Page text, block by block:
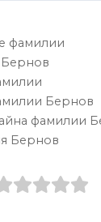
фамилии
Бернов
фамилии
Бернов